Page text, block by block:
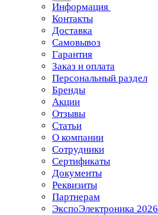
Информация
Контакты
Доставка
Самовывоз
Гарантия
Заказ и оплата
Персональный раздел
Бренды
Акции
Отзывы
Статьи
О компании
Сотрудники
Сертификаты
Документы
Реквизиты
Партнерам
ЭкспоЭлектроника 2026